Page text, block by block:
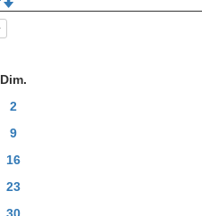
Dim.
2
9
16
23
30